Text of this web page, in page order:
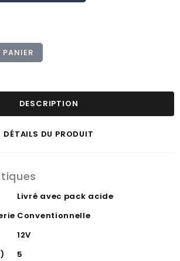
DESCRIPTION
DÉTAILS DU PRODUIT
Livré avec pack acide
Conventionnelle
12V
5